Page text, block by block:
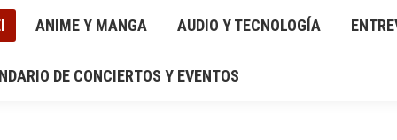
ANIME Y MANGA AUDIO Y TECNOLOGÍA
DE CONCIERTOS Y EVENTOS
Y TECNOLOGÍA ENTREVISTAS RESEÑAS